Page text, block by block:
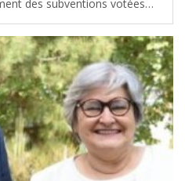
des subventions votées
canton de la Presqu’île, lors de
29 septembre 2025. Le
]